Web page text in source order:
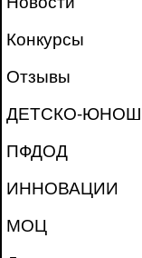
Конкурсы
Отзывы
ДЕТСКО-
ПФДОД
ИННОВАЦИИ
МОЦ